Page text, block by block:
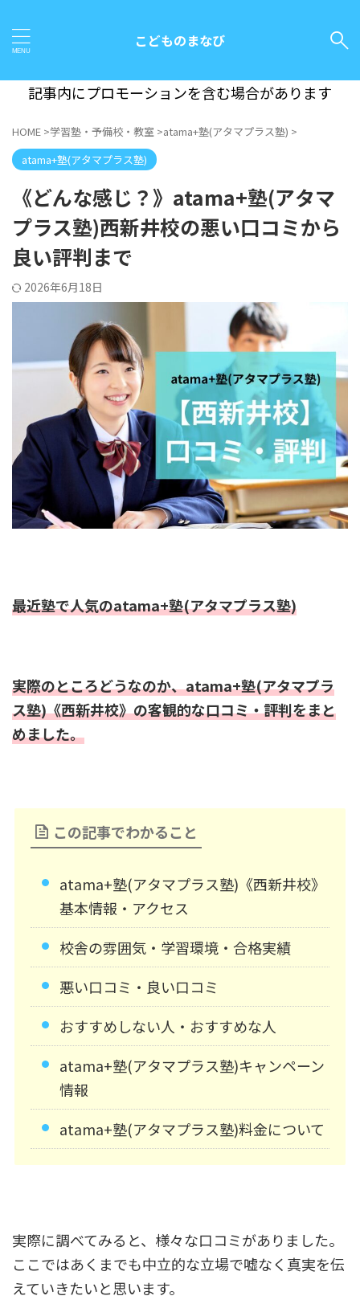
こどものまなび
記事内にプロモーションを含む場合があります
HOME >学習塾・予備校・教室 >atama+塾(アタマプラス塾) >
atama+塾(アタマプラス塾)
《どんな感じ？》atama+塾(アタマ
プラス塾)西新井校の悪い口コミから
良い評判まで
2026年6月18日
最近塾で人気のatama+塾(アタマプラス塾)
実際のところどうなのか、atama+塾(アタマプラ
ス塾)《西新井校》の客観的な口コミ・評判をまと
めました。
この記事でわかること
atama+塾(アタマプラス塾)《西新井校》
基本情報・アクセス
校舎の雰囲気・学習環境・合格実績
悪い口コミ・良い口コミ
おすすめしない人・おすすめな人
atama+塾(アタマプラス塾)キャンペーン
情報
atama+塾(アタマプラス塾)料金について
実際に調べてみると、様々な口コミがありました。
ここではあくまでも中立的な立場で嘘なく真実を伝
えていきたいと思います。